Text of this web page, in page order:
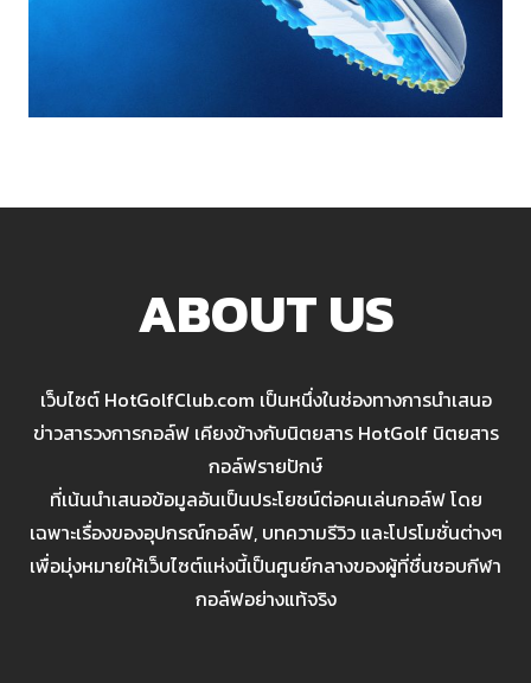
ABOUT US
เว็บไซต์ HotGolfClub.com เป็นหนึ่งในช่องทางการนำเสนอ
ข่าวสารวงการกอล์ฟ เคียงข้างกับนิตยสาร HotGolf นิตยสาร
กอล์ฟรายปักษ์
ที่เน้นนำเสนอข้อมูลอันเป็นประโยชน์ต่อคนเล่นกอล์ฟ โดย
เฉพาะเรื่องของอุปกรณ์กอล์ฟ, บทความรีวิว และโปรโมชั่นต่างๆ
เพื่อมุ่งหมายให้เว็บไซต์แห่งนี้เป็นศูนย์กลางของผู้ที่ชื่นชอบกีฬา
กอล์ฟอย่างแท้จริง